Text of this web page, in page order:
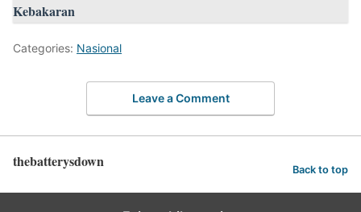
Kebakaran
Categories: Nasional
Leave a Comment
thebatterysdown Back to top